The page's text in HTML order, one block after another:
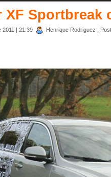
XF Sportbreak
2011 | 21:39 Henrique Rodriguez ,